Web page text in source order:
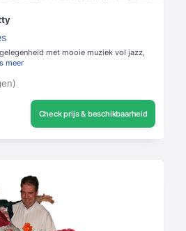
met mooie muziek vol jazz,
meer
Check prijs & beschikbaarheid